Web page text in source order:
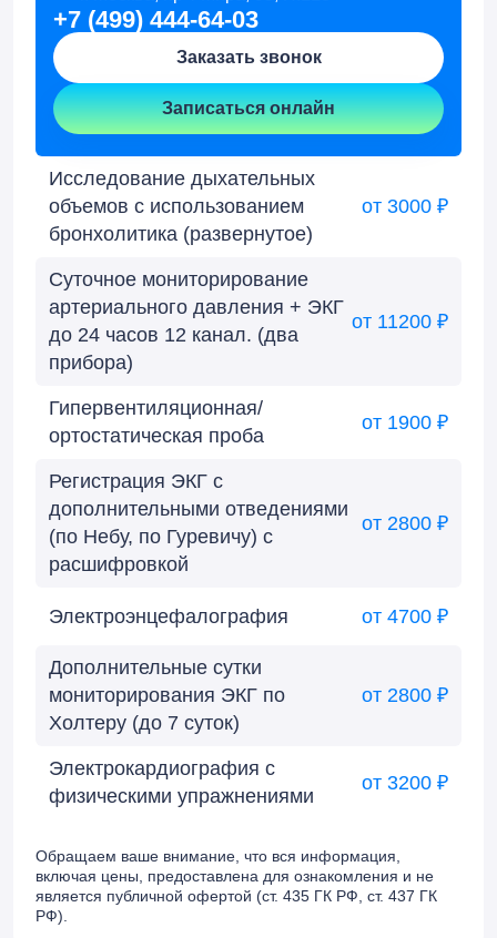
+7 (499) 444-64-03
Заказать звонок
Записаться онлайн
Исследование дыхательных
объемов с использованием
бронхолитика (развернутое)
от 3000 ₽
Суточное мониторирование
артериального давления + ЭКГ
до 24 часов 12 канал. (два
прибора)
от 11200 ₽
Гипервентиляционная/
ортостатическая проба
от 1900 ₽
Регистрация ЭКГ с
дополнительными отведениями
(по Небу, по Гуревичу) с
расшифровкой
от 2800 ₽
Электроэнцефалография от 4700 ₽
Дополнительные сутки
мониторирования ЭКГ по
Холтеру (до 7 суток)
от 2800 ₽
Электрокардиография с
физическими упражнениями
от 3200 ₽
Обращаем ваше внимание, что вся информация,
включая цены, предоставлена для ознакомления и не
является публичной офертой (ст. 435 ГК РФ, cт. 437 ГК
РФ).